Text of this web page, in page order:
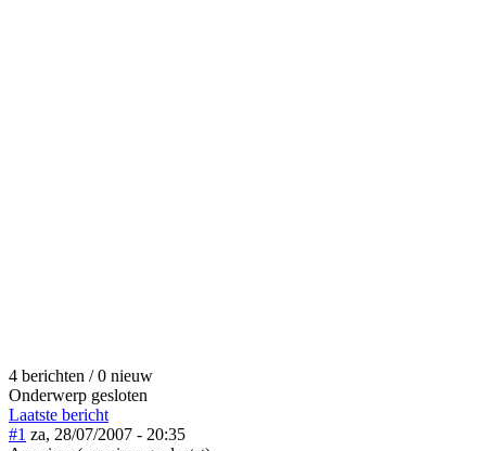
4 berichten / 0 nieuw
Onderwerp gesloten
Laatste bericht
#1 za, 28/07/2007 - 20:35